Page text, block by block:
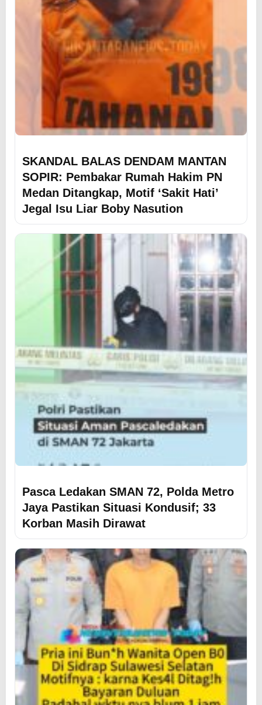
SKANDAL BALAS DENDAM MANTAN
SOPIR: Pembakar Rumah Hakim PN
Medan Ditangkap, Motif ‘Sakit Hati’
Jegal Isu Liar Boby Nasution
Pasca Ledakan SMAN 72, Polda Metro
Jaya Pastikan Situasi Kondusif; 33
Korban Masih Dirawat